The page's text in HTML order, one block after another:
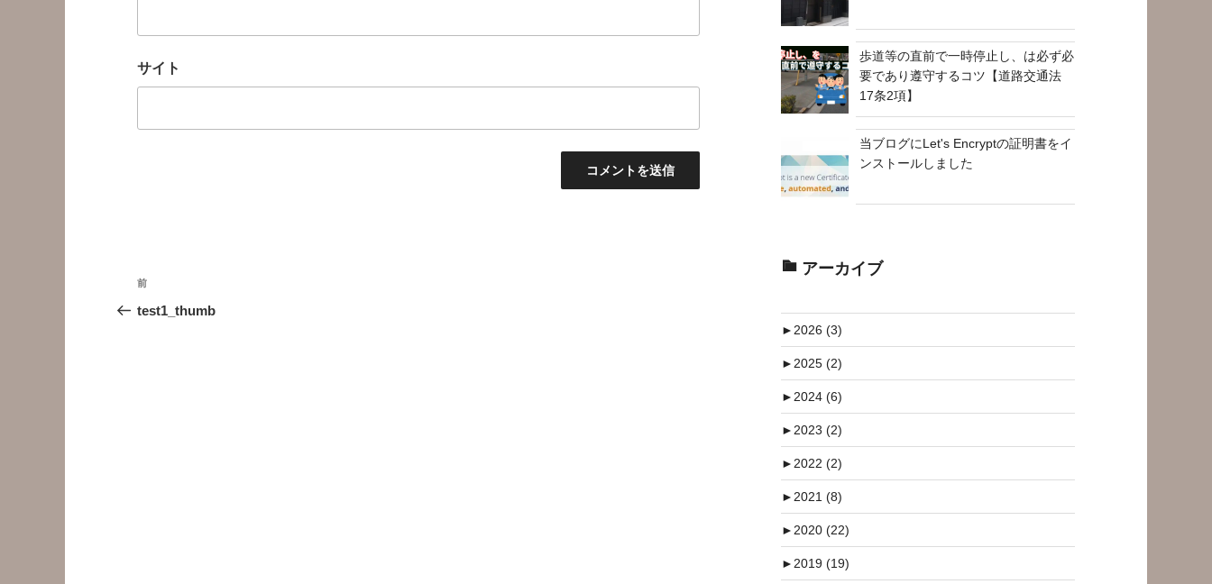
サイト
投
稿
前
の
前
test1_thumb
歩道等の直前で一時停止し、は必ず必
要であり遵守するコツ【道路交通法
17条2項】
当ブログにLet's Encryptの証明書をイ
ンストールしました
アーカイブ
►2026 (3)
►2025 (2)
►2024 (6)
►2023 (2)
►2022 (2)
►2021 (8)
►2020 (22)
►2019 (19)